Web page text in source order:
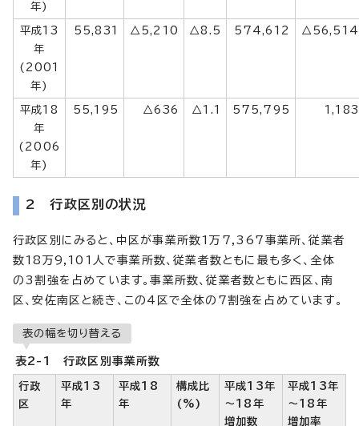
年)
平成13
年
(2001
年)
55,831 △5,210 △8.5 574,612 △56,514
平成18
年
(2006
年)
55,195 △636 △1.1 575,795 1,183
2 行政区別の状況
行政区別にみると、中区が事業所数1万7,367事業所、従業者
数18万9,101人で事業所数、従業者数ともに最も多く、全体
の3割強を占めています。事業所数、従業者数ともに西区、南
区、安佐南区と続き、この4区で全体の7割強を占めています。
表の幅を切り替える
表2-1 行政区別事業所数
行政
区
平成13
年
平成18
年
構成比
(%)
平成13年
～18年
増加数
平成13年
～18年
増加率